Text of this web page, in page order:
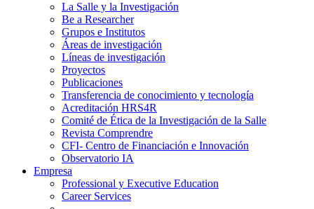
La Salle y la Investigación
Be a Researcher
Grupos e Institutos
Áreas de investigación
Líneas de investigación
Proyectos
Publicaciones
Transferencia de conocimiento y tecnología
Acreditación HRS4R
Comité de Ética de la Investigación de la Salle
Revista Comprendre
CFI- Centro de Financiación e Innovación
Observatorio IA
Empresa
Professional y Executive Education
Career Services